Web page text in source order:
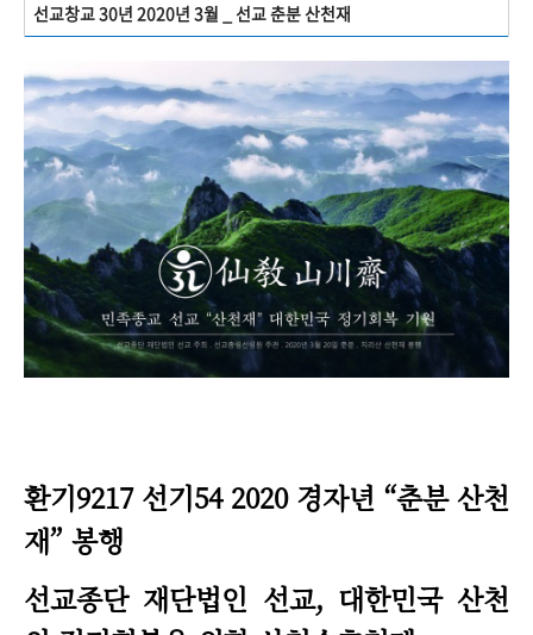
선교창교 30년 2020년 3월 _ 선교 춘분 산천재
환기9217 선기54 2020 경자년 “춘분 산천
재” 봉행
선교종단 재단법인 선교, 대한민국 산천